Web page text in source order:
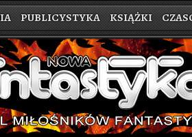
PUBLICYSTYKA KSIĄŻKI